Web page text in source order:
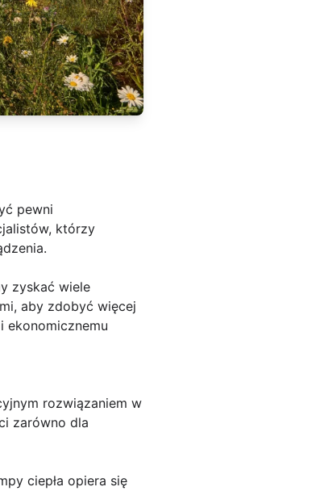
pewni
którzy
zyskać wiele
aby zdobyć więcej
ekonomicznemu
rozwiązaniem w
zarówno dla
ciepła opiera się